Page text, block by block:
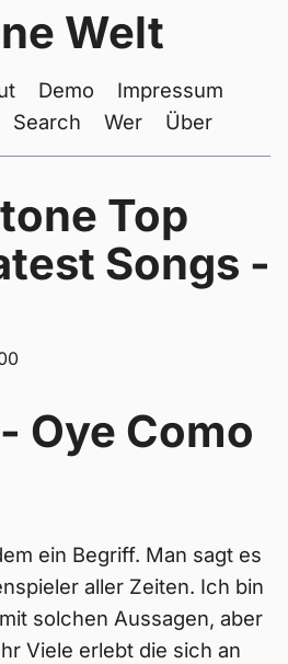
Welt
Demo
Impressum
Search Wer Über
Top
Songs -
Oye Como
ein Begriff. Man sagt es
aller Zeiten. Ich bin
solchen Aussagen, aber
Viele erlebt die sich an